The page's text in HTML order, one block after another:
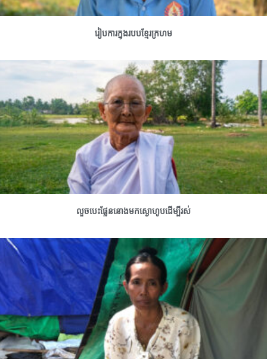
រៀបការក្នុងរបបខ្មែរក្រហម
លួចបេះផ្លែននោងមកស្ងោហូបដើម្បីរស់